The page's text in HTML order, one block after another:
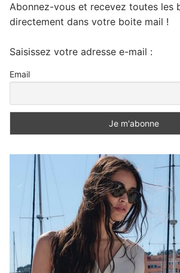
Abonnez-vous et recevez toutes les
directement dans votre boite mail !
Saisissez votre adresse e-mail :
Email